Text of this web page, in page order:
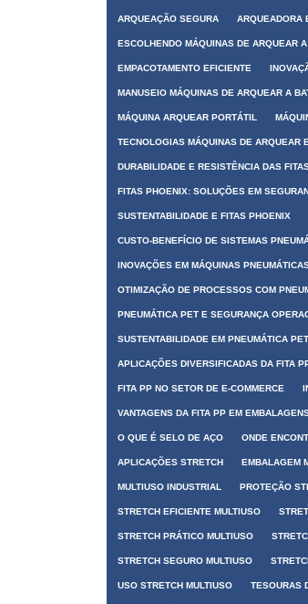
ARQUEAÇÃO SEGURA ARQUEADORA
ESCOLHENDO MÁQUINAS DE ARQUEAR
EMPACOTAMENTO EFICIENTE
MANUSEIO MÁQUINAS DE ARQUEAR A
MÁQUINA ARQUEAR PORTÁTIL
TECNOLOGIAS MÁQUINAS DE ARQUEAR
DURABILIDADE E RESISTÊNCIA DAS
FITAS PHOENIX: SOLUÇÕES EM
SUSTENTABILIDADE E FITAS PHOENIX
CUSTO-BENEFÍCIO DE SISTEMAS
INOVAÇÕES EM MÁQUINAS
OTIMIZAÇÃO DE PROCESSOS COM
PNEUMÁTICA PET E SEGURANÇA
SUSTENTABILIDADE EM PNEUMÁTICA PET
APLICAÇÕES DIVERSIFICADAS DA FITA
FITA PP NO SETOR DE E-COMMERCE
VANTAGENS DA FITA PP EM
O QUE É SELO DE AÇO ONDE
APLICAÇÕES STRETCH EMBALAGEM
MULTIUSO INDUSTRIAL PROTEÇÃO
STRETCH EFICIENTE MULTIUSO
STRETCH PRÁTICO MULTIUSO
STRETCH SEGURO MULTIUSO
USO STRETCH MULTIUSO TESOURAS